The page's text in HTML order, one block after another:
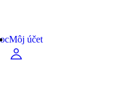
Môj účet